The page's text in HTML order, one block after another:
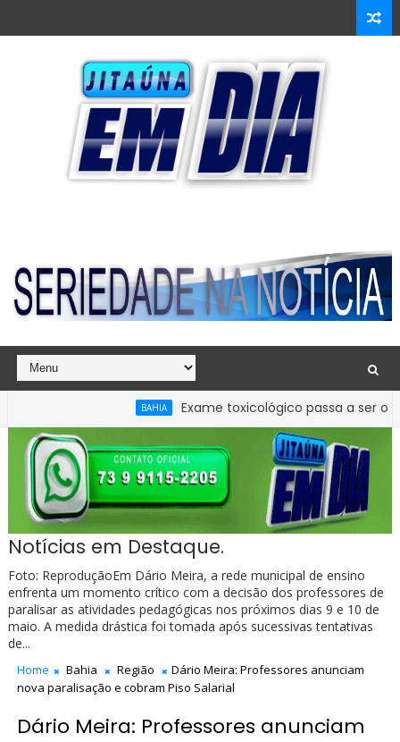
Exame toxicológico passa a ser
Notícias em Destaque.
Foto: ReproduçãoEm Dário Meira, a rede municipal de ensino
enfrenta um momento crítico com a decisão dos professores de
paralisar as atividades pedagógicas nos próximos dias 9 e 10 de
maio. A medida drástica foi tomada após sucessivas tentativas
de...
Home Bahia Região
Dário Meira: Professores anunciam
nova paralisação e cobram Piso Salarial
Dário Meira: Professores anunciam